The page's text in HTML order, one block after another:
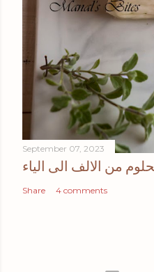
September 07, 2023
من الالف الى الياء
Share 4 comments